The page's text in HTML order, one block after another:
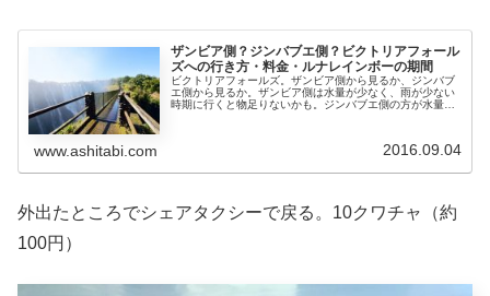
ザンビア側？ジンバブエ側？ビクトリアフォール
ズへの行き方・料金・ルナレインボーの期間
ビクトリアフォールズ。ザンビア側から見るか、ジンバブ
エ側から見るか。ザンビア側は水量が少なく、雨が少ない
時期に行くと物足りないかも。ジンバブエ側の方が水量豊
www.ashitabi.com 2016.09.04
外出たところでシェアタクシーで戻る。10クワチャ（約
100円）